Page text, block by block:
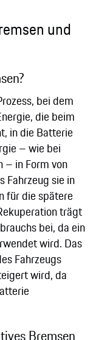
und
bei dem
die beim
in die Batterie
– wie bei
– in Form von
Fahrzeug sie in
für die spätere
trägt
bei, da ein
wird. Das
Fahrzeugs
wird, da
Bremsen